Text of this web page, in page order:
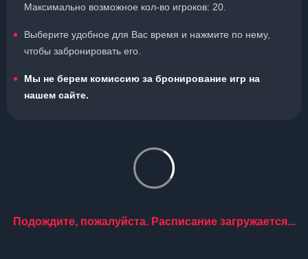
Максимально возможное кол-во игроков: 20.
Выберите удобное для Вас время и нажмите по нему,
чтобы забронировать его.
Мы не берем комиссию за бронирование игр на
нашем сайте.
Подождите, пожалуйста. Расписание загружается...